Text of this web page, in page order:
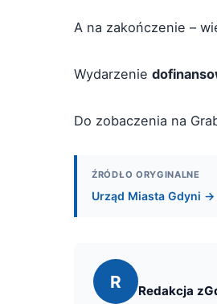
A na zakończenie –
Wydarzenie
Do zobaczenia na
ŹRÓDŁO ORYGINALNE
Urząd Miasta Gdyni →
R Redakcja